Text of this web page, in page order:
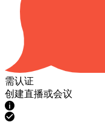
需认证
创建直播或会议